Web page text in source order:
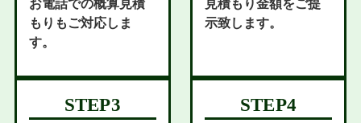
もりもご対応しま
す。
示致します。